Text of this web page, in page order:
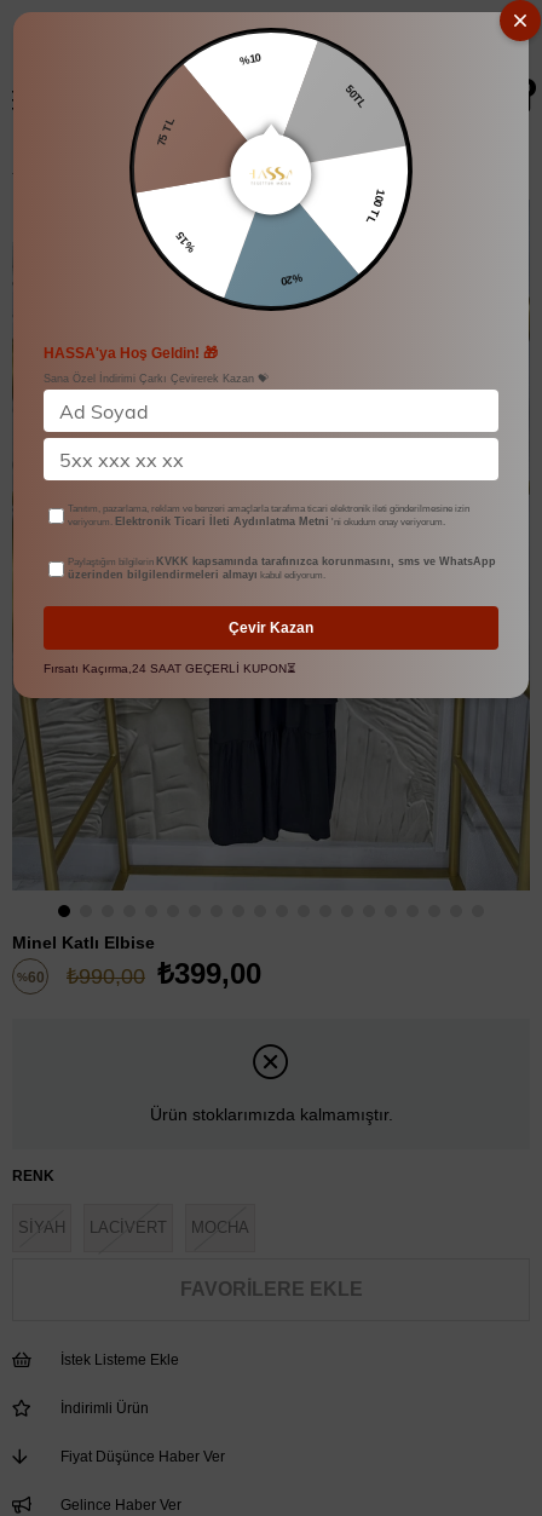
0
Minel Katlı Elbise
%60 ₺990,00 ₺399,00
Ürün stoklarımızda kalmamıştır.
RENK
SİYAH LACİVERT MOCHA
FAVORILERE EKLE
İstek Listeme Ekle
İndirimli Ürün
Fiyat Düşünce Haber Ver
Gelince Haber Ver
%10
50TL
100 TL
%20
%15
75 TL
HASSA'ya Hoş Geldin! 🎁
Sana Özel İndirimi Çarkı Çevirerek Kazan 💝
Tanıtım, pazarlama, reklam ve benzeri amaçlarla tarafıma ticari elektronik ileti gönderilmesine izin
veriyorum. Elektronik Ticari İleti Aydınlatma Metni 'ni okudum onay veriyorum.
Paylaştığım bilgilerin KVKK kapsamında tarafınızca korunmasını, sms ve WhatsApp
üzerinden bilgilendirmeleri almayı kabul ediyorum.
Çevir Kazan
Fırsatı Kaçırma,24 SAAT GEÇERLİ KUPON⏳